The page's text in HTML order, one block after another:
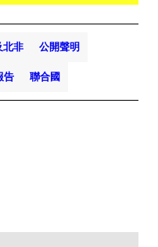
北非 公開聲明
告 聯合國